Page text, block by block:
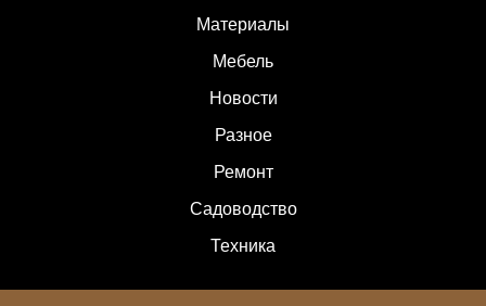
Материалы
Мебель
Новости
Разное
Ремонт
Садоводство
Техника